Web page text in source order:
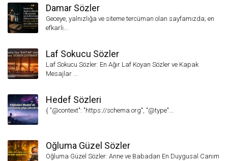
Damar Sözler
Geceye, yalnızlığa ve siteme tercüman olan sayfamızda; en
efkarlı...
Laf Sokucu Sözler
Laf Sokucu Sözler: En Ağır Laf Koyan Sözler ve Kapak
Mesajlar ...
Hedef Sözleri
{ "@context": "https://schema.org", "@type"...
Oğluma Güzel Sözler
Oğluma Güzel Sözler: Anne ve Babadan En Duygusal Canım